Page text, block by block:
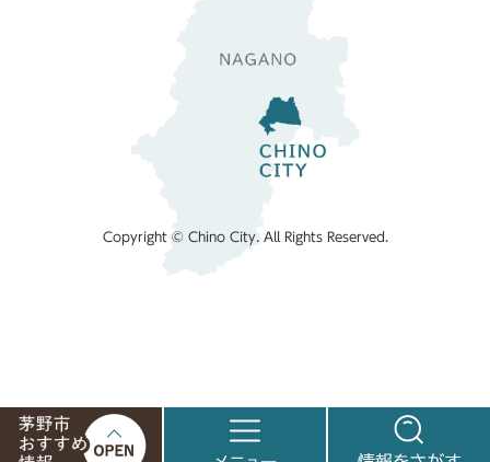
Copyright © Chino City. All Rights Reserved.